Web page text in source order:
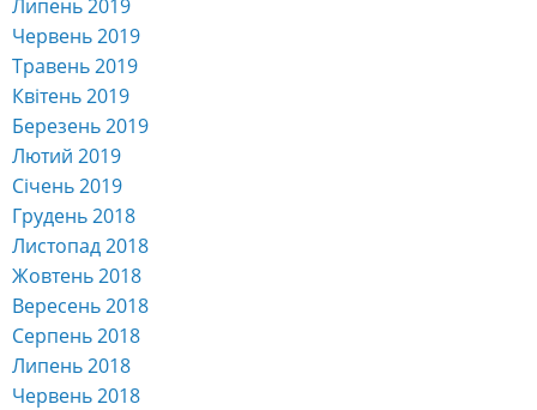
Липень 2019
Червень 2019
Травень 2019
Квітень 2019
Березень 2019
Лютий 2019
Січень 2019
Грудень 2018
Листопад 2018
Жовтень 2018
Вересень 2018
Серпень 2018
Липень 2018
Червень 2018